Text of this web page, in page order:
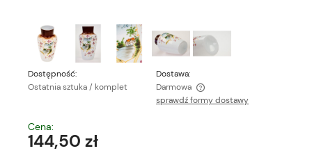
Dostępność:
Ostatnia sztuka / komplet
Dostawa:
Darmowa
Cena nie zawiera ewentualnych kosztów płatności
sprawdź formy dostawy
Cena:
144,50 zł